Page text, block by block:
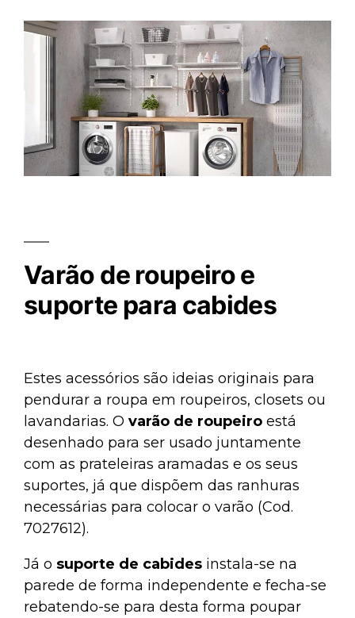
Varão de roupeiro e
suporte para cabides
Estes acessórios são ideias originais para
pendurar a roupa em roupeiros, closets ou
lavandarias. O varão de roupeiro está
desenhado para ser usado juntamente
com as prateleiras aramadas e os seus
suportes, já que dispõem das ranhuras
necessárias para colocar o varão (Cod.
7027612).
Já o suporte de cabides instala-se na
parede de forma independente e fecha-se
rebatendo-se para desta forma poupar